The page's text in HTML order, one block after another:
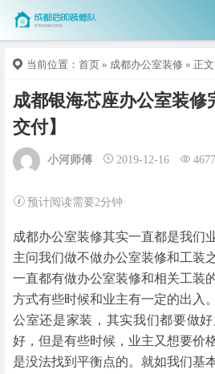
当前位置： 首页 » 成都办公室装修 » 正文
成都银海芯座办公室装修
交付】
小河师傅 2019-12-16 4677
预计阅读需要2分钟
成都办公室装修其实一直都是我们
主问我们做不做办公室装修和工装
一直都有做办公室装修和相关工装
方式有些时候和业主有一定的出入
公室还是家装，其实我们都要做
好，但是有些时候，业主又想要价
是没法找到平衡点的。就如我们基